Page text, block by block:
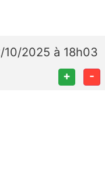
10/2025 à 18h03
+ -